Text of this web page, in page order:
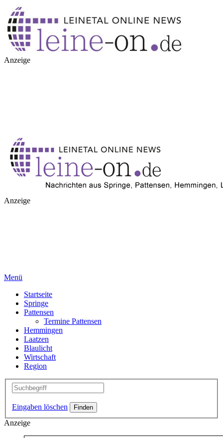
Anzeige
Anzeige
Menü
Startseite
Springe
Pattensen
Termine Pattensen
Hemmingen
Laatzen
Blaulicht
Wirtschaft
Region
Eingaben löschen
Anzeige